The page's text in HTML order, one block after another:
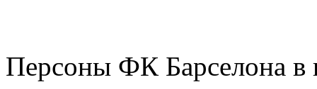
Персоны ФК Барселона в